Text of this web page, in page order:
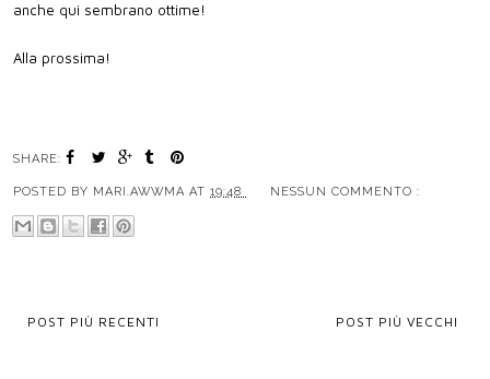
anche qui sembrano ottime!
Alla prossima!
SHARE:
POSTED BY MARI.AWWMA AT 19:48 NESSUN COMMENTO :
POST PIÙ RECENTI POST PIÙ VECCHI